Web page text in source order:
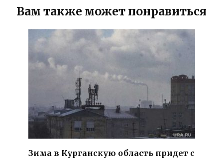
Вам также может понравиться
Зима в Курганскую область придет с